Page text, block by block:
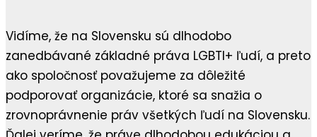
Vidíme, že na Slovensku sú dlhodobo
zanedbávané základné práva LGBTI+ ľudí, a preto
ako spoločnosť považujeme za dôležité
podporovať organizácie, ktoré sa snažia o
zrovnoprávnenie práv všetkých ľudí na Slovensku.